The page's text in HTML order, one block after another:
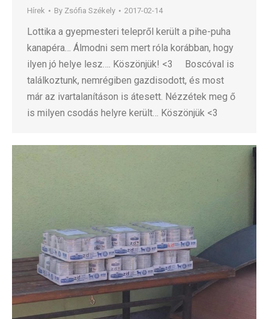
Hírek By Zsófia Székely 2017-02-14
Lottika a gyepmesteri telepről került a pihe-puha
kanapéra… Álmodni sem mert róla korábban, hogy
ilyen jó helye lesz…. Köszönjük! <3 Boscóval is
találkoztunk, nemrégiben gazdisodott, és most
már az ivartalanításon is átesett. Nézzétek meg ő
is milyen csodás helyre került… Köszönjük <3